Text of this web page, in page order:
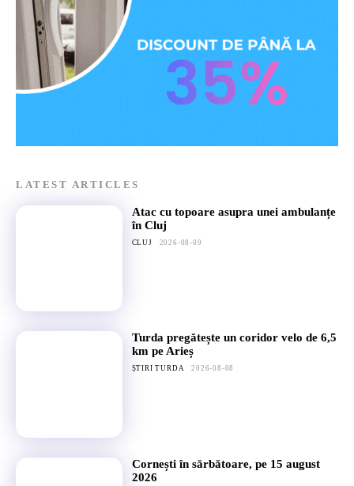
LATEST ARTICLES
Atac cu topoare asupra unei ambulanțe
în Cluj
CLUJ 2026-08-09
Turda pregătește un coridor velo de 6,5
km pe Arieș
ȘTIRI TURDA 2026-08-08
Cornești în sărbătoare, pe 15 august
2026